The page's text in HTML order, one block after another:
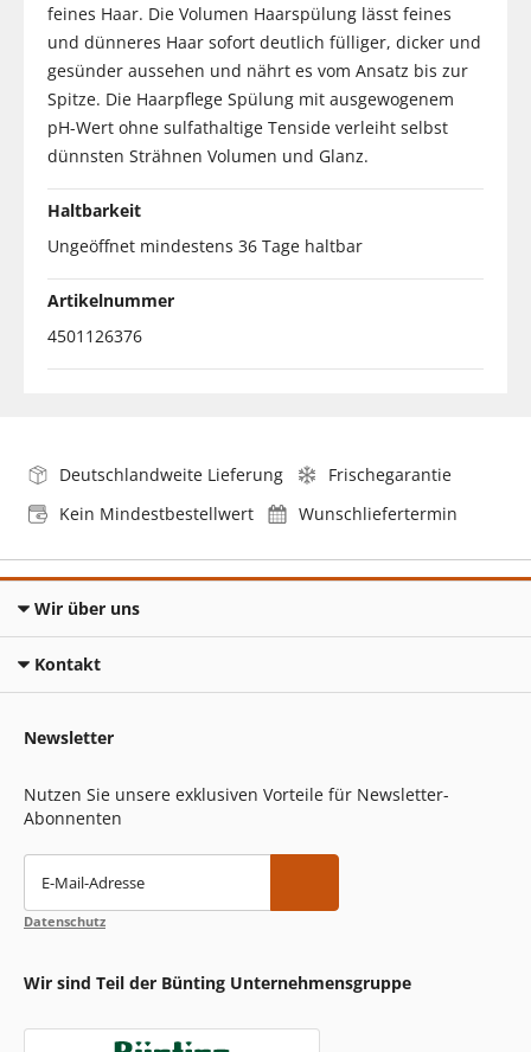
feines Haar. Die Volumen Haarspülung lässt feines
und dünneres Haar sofort deutlich fülliger, dicker und
gesünder aussehen und nährt es vom Ansatz bis zur
Spitze. Die Haarpflege Spülung mit ausgewogenem
pH-Wert ohne sulfathaltige Tenside verleiht selbst
dünnsten Strähnen Volumen und Glanz.
Haltbarkeit
Ungeöffnet mindestens 36 Tage haltbar
Artikelnummer
4501126376
Deutschlandweite Lieferung
Frischegarantie
Kein Mindestbestellwert
Wunschliefertermin
Wir über uns
Kontakt
Newsletter
Nutzen Sie unsere exklusiven Vorteile für Newsletter-
Abonnenten
E-Mail-Adresse
Datenschutz
Wir sind Teil der Bünting Unternehmensgruppe